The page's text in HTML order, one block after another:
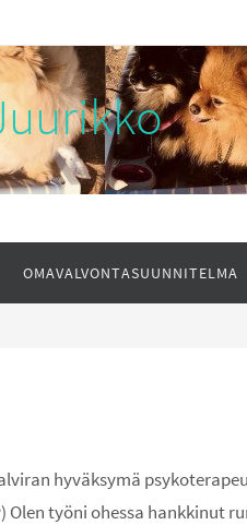
OMAVALVONTASUUNNITELMA
hyväksymä
työni ohessa hankkinut